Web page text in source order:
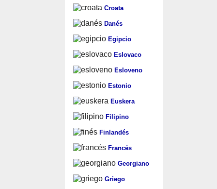
Croata
Danés
Egipcio
Eslovaco
Esloveno
Estonio
Euskera
Filipino
Finlandés
Francés
Georgiano
Griego